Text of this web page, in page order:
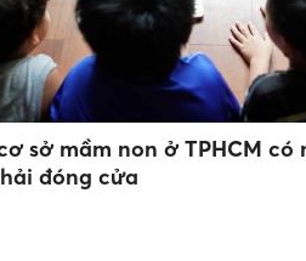
sở mầm non ở TPHCM có
đóng cửa